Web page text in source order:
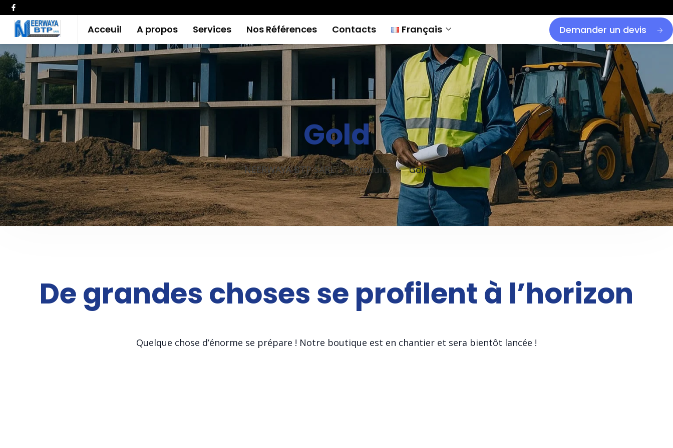
Acceuil A propos Services Nos Références Contacts Français
Français
English
Demander un devis
Gold
NEERWAYA BTP SARL Produits Gold
De grandes choses se profilent à l’horizon
Quelque chose d’énorme se prépare ! Notre boutique est en chantier et sera bientôt lancée !